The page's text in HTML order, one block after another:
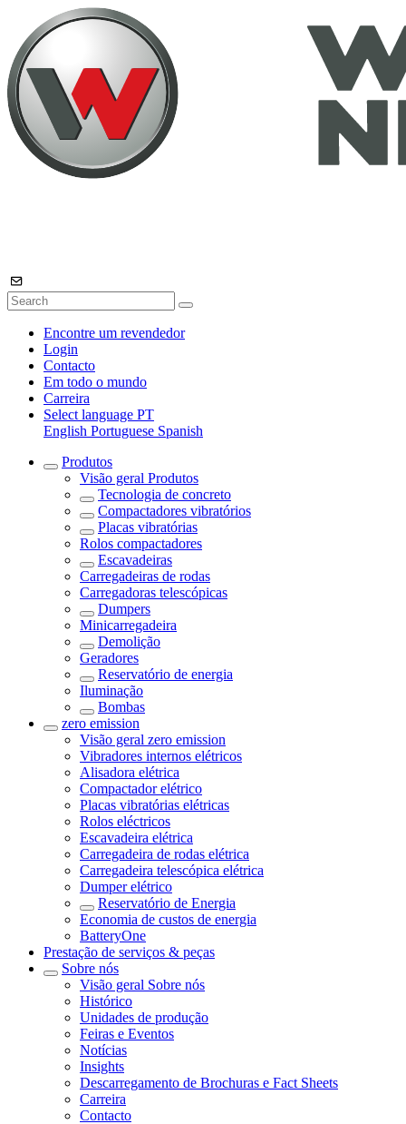
Encontre um revendedor
Login
Contacto
Em todo o mundo
Carreira
Select language PT
English Portuguese Spanish
Produtos
Visão geral Produtos
Tecnologia de concreto
Compactadores vibratórios
Placas vibratórias
Rolos compactadores
Escavadeiras
Carregadeiras de rodas
Carregadoras telescópicas
Dumpers
Minicarregadeira
Demolição
Geradores
Reservatório de energia
Iluminação
Bombas
zero emission
Visão geral zero emission
Vibradores internos elétricos
Alisadora elétrica
Compactador elétrico
Placas vibratórias elétricas
Rolos eléctricos
Escavadeira elétrica
Carregadeira de rodas elétrica
Carregadeira telescópica elétrica
Dumper elétrico
Reservatório de Energia
Economia de custos de energia
BatteryOne
Prestação de serviços & peças
Sobre nós
Visão geral Sobre nós
Histórico
Unidades de produção
Feiras e Eventos
Notícias
Insights
Descarregamento de Brochuras e Fact Sheets
Carreira
Contacto